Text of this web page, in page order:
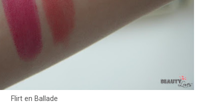
Flirt en Ballade